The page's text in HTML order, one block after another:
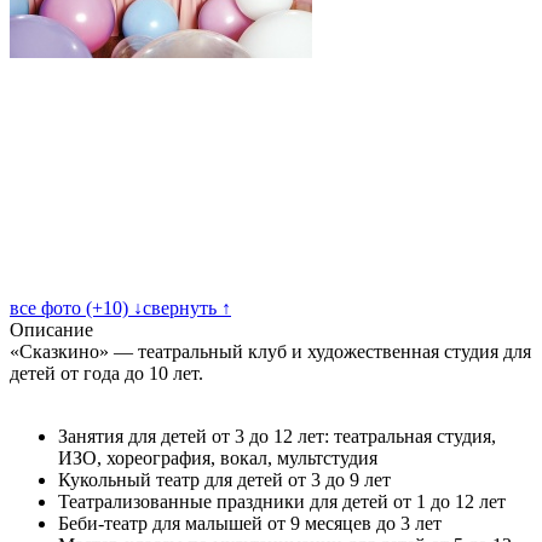
все фото (+10) ↓свернуть ↑
Описание
«Сказкино» — театральный клуб и художественная студия для
детей от года до 10 лет.
Занятия для детей от 3 до 12 лет: театральная студия,
ИЗО, хореография, вокал, мультстудия
Кукольный театр для детей от 3 до 9 лет
Театрализованные праздники для детей от 1 до 12 лет
Беби-театр для малышей от 9 месяцев до 3 лет